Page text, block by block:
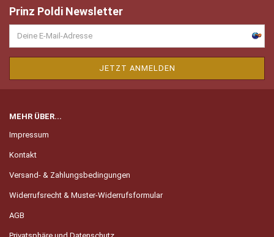
Prinz Poldi Newsletter
MEHR ÜBER...
Impressum
Kontakt
Versand- & Zahlungsbedingungen
Widerrufsrecht & Muster-Widerrufsformular
AGB